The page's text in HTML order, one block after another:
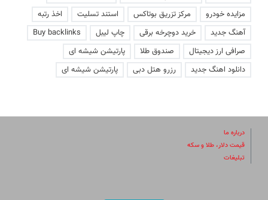
مزایده خودرو
مرکز تزریق بوتاکس استند تسلیت
اخذ رتبه
آهنگ جدید
خرید دوچرخه برقی چاپ لیبل
Buy backlinks
صرافی ارز دیجیتال
صندوق طلا
پارتیشن شیشه ای
دانلود اهنگ جدید
رزرو هتل دبی پارتیشن شیشه ای
درباره ما
قیمت دلار، طلا و سکه
تبلیغات